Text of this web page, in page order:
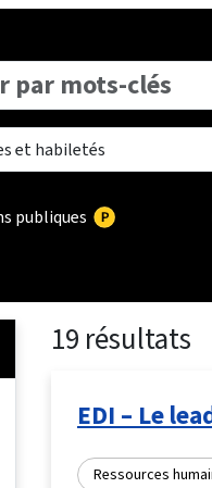
publiques
19 résultats
EDI – Le
Ressources